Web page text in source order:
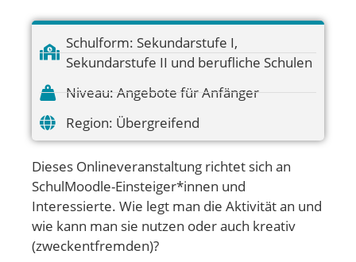
Schulform: Sekundarstufe I,
Sekundarstufe II und berufliche Schulen
Niveau: Angebote für Anfänger
Region: Übergreifend
Dieses Onlineveranstaltung richtet sich an
SchulMoodle-Einsteiger*innen und
Interessierte. Wie legt man die Aktivität an und
wie kann man sie nutzen oder auch kreativ
(zweckentfremden)?